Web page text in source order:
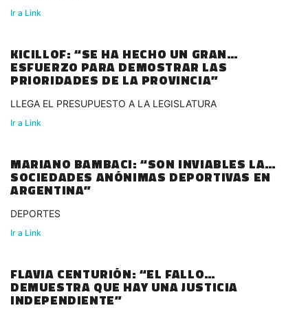
Ir a Link
KICILLOF: “SE HA HECHO UN GRAN
ESFUERZO PARA DEMOSTRAR LAS
PRIORIDADES DE LA PROVINCIA”
LLEGA EL PRESUPUESTO A LA LEGISLATURA
Ir a Link
MARIANO BAMBACI: “SON INVIABLES LAS
SOCIEDADES ANÓNIMAS DEPORTIVAS EN
ARGENTINA”
DEPORTES
Ir a Link
FLAVIA CENTURIÓN: “EL FALLO
DEMUESTRA QUE HAY UNA JUSTICIA
INDEPENDIENTE”